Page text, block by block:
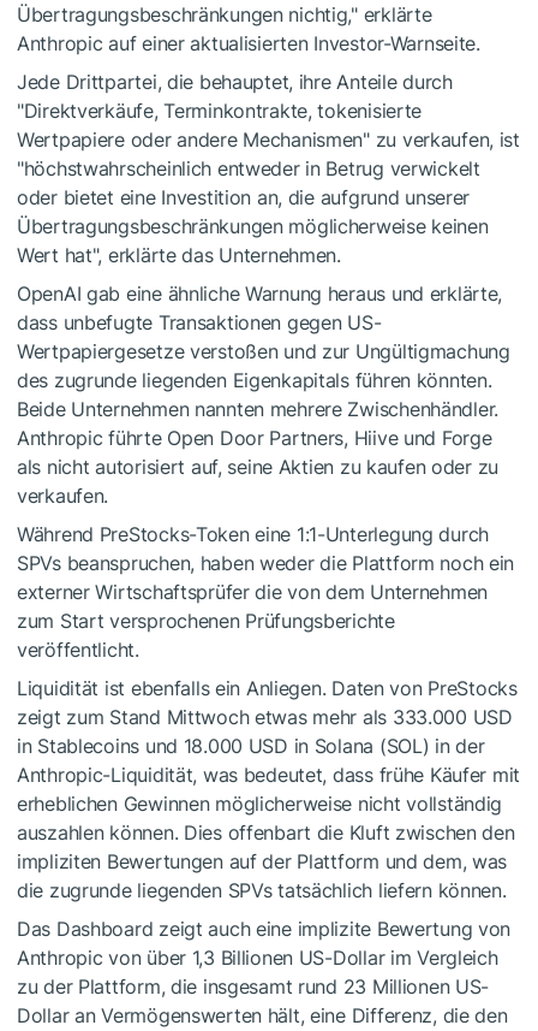
Übertragungsbeschränkungen nichtig," erklärte
Anthropic auf einer aktualisierten Investor-Warnseite.
Jede Drittpartei, die behauptet, ihre Anteile durch
"Direktverkäufe, Terminkontrakte, tokenisierte
Wertpapiere oder andere Mechanismen" zu verkaufen, ist
"höchstwahrscheinlich entweder in Betrug verwickelt
oder bietet eine Investition an, die aufgrund unserer
Übertragungsbeschränkungen möglicherweise keinen
Wert hat", erklärte das Unternehmen.
OpenAI gab eine ähnliche Warnung heraus und erklärte,
dass unbefugte Transaktionen gegen US-
Wertpapiergesetze verstoßen und zur Ungültigmachung
des zugrunde liegenden Eigenkapitals führen könnten.
Beide Unternehmen nannten mehrere Zwischenhändler.
Anthropic führte Open Door Partners, Hiive und Forge
als nicht autorisiert auf, seine Aktien zu kaufen oder zu
verkaufen.
Während PreStocks-Token eine 1:1-Unterlegung durch
SPVs beanspruchen, haben weder die Plattform noch ein
externer Wirtschaftsprüfer die von dem Unternehmen
zum Start versprochenen Prüfungsberichte
veröffentlicht.
Liquidität ist ebenfalls ein Anliegen. Daten von PreStocks
zeigt zum Stand Mittwoch etwas mehr als 333.000 USD
in Stablecoins und 18.000 USD in Solana (SOL) in der
Anthropic-Liquidität, was bedeutet, dass frühe Käufer mit
erheblichen Gewinnen möglicherweise nicht vollständig
auszahlen können. Dies offenbart die Kluft zwischen den
impliziten Bewertungen auf der Plattform und dem, was
die zugrunde liegenden SPVs tatsächlich liefern können.
Das Dashboard zeigt auch eine implizite Bewertung von
Anthropic von über 1,3 Billionen US-Dollar im Vergleich
zu der Plattform, die insgesamt rund 23 Millionen US-
Dollar an Vermögenswerten hält, eine Differenz, die den